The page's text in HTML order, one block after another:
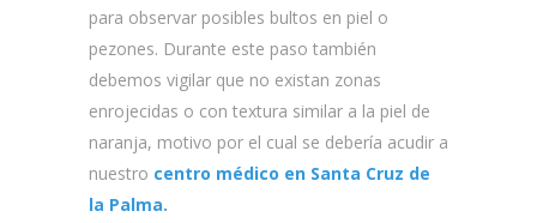
para observar posibles bultos en piel o
pezones. Durante este paso también
debemos vigilar que no existan zonas
enrojecidas o con textura similar a la piel de
naranja, motivo por el cual se debería acudir a
nuestro centro médico en Santa Cruz de
la Palma.